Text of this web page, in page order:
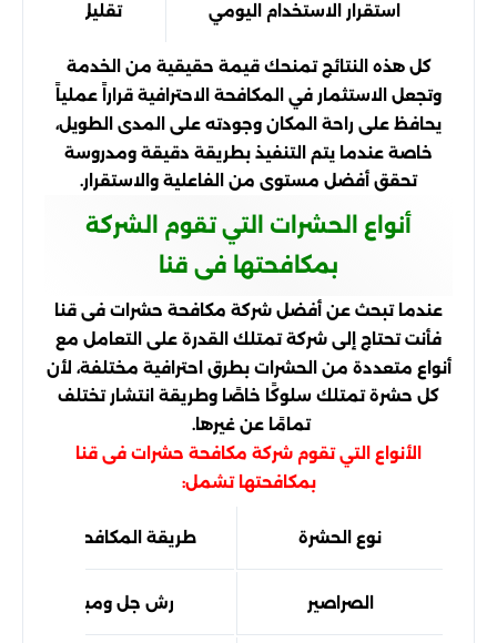
استقرار الاستخدام اليومي تقليل الإزعاج
كل هذه النتائج تمنحك قيمة حقيقية من الخدمة
وتجعل الاستثمار في المكافحة الاحترافية قراراً عملياً
يحافظ على راحة المكان وجودته على المدى الطويل،
خاصة عندما يتم التنفيذ بطريقة دقيقة ومدروسة
تحقق أفضل مستوى من الفاعلية والاستقرار.
أنواع الحشرات التي تقوم الشركة
بمكافحتها فى قنا
عندما تبحث عن أفضل شركة مكافحة حشرات فى قنا
فأنت تحتاج إلى شركة تمتلك القدرة على التعامل مع
أنواع متعددة من الحشرات بطرق احترافية مختلفة، لأن
كل حشرة تمتلك سلوكًا خاصًا وطريقة انتشار تختلف
تمامًا عن غيرها.
الأنواع التي تقوم شركة مكافحة حشرات فى قنا
بمكافحتها تشمل:
نوع الحشرة طريقة المكافحة
الصراصير رش جل ومبيدات مركزة